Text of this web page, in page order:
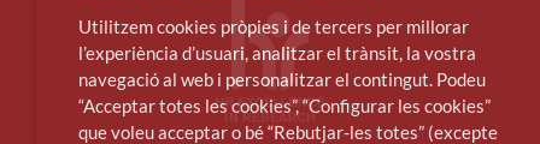
Utilitzem cookies pròpies i de tercers per millorar
l’experiència d’usuari, analitzar el trànsit, la vostra
navegació al web i personalitzar el contingut. Podeu
“Acceptar totes les cookies”, “Configurar les cookies”
que voleu acceptar o bé “Rebutjar-les totes” (excepte